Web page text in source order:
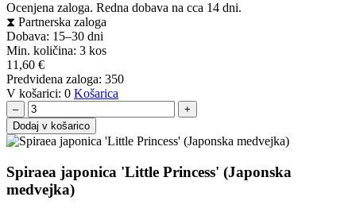
Ocenjena zaloga. Redna dobava na cca 14 dni.
⧗ Partnerska zaloga
Dobava: 15–30 dni
Min. količina: 3 kos
11,60 €
Predvidena zaloga: 350
V košarici: 0 Košarica
–
+
Dodaj v košarico
Spiraea japonica 'Little Princess' (Japonska
medvejka)